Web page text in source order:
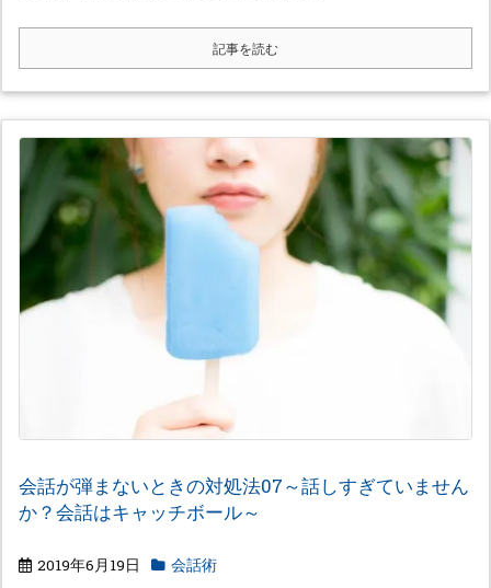
記事を読む
会話が弾まないときの対処法07～話しすぎていません
か？会話はキャッチボール～
2019年6月19日 会話術